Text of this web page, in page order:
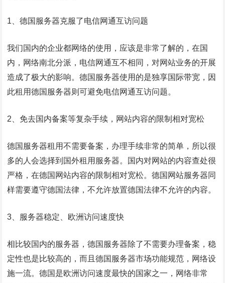
1、德国服务器克服了电信网通互访问题
我们国内的企业都网络的使用，应该是非常了解的，在国
内，网络南北分派，电信网通互不相同，对网站业务的开展
造成了极大的影响。德国服务器使用的是独享国际带宽，因
此租用德国服务器则可避免电信网通互访问题。
2、免去国内备案等复杂手续，网站内容的限制相对宽松
德国服务器租用不需要备案，办理手续非常的简单，所以很
多的人会选择到国外租用服务器。国内对网站的内容查处很
严格，在德国网站内容的限制相对宽松。德国网站服务器同
样需要遵守德国法律，不允许放置德国法律不允许的内容。
3、服务器稳定、欧洲访问速度快
相比较国内的服务器，德国服务器除了不需要办理备案，稳
定性也是比较高的，而且德国服务器市场功能规范，网络设
施一流。德国是欧洲访问速度最快的国家之一，网络非常